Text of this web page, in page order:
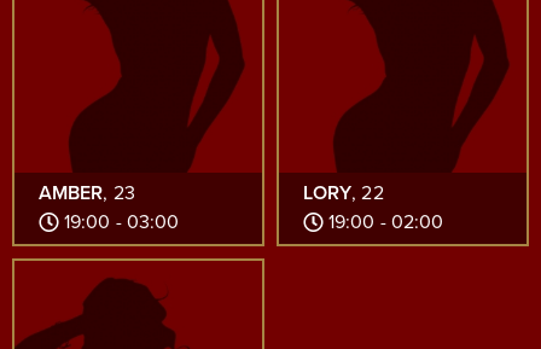
AMBER, 23
19:00 - 03:00
LORY, 22
19:00 - 02:00